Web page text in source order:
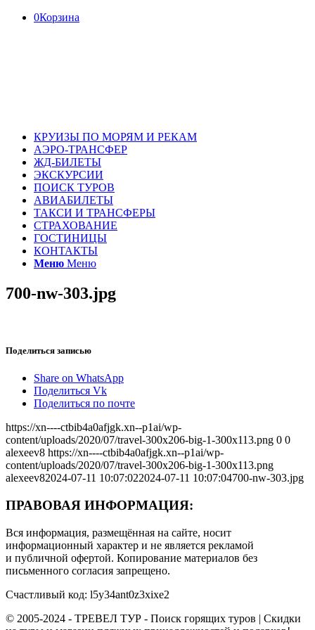
0Корзина
КРУИЗЫ ПО МОРЯМ И РЕКАМ
АЭРО-ТРАНСФЕР
ЖД-БИЛЕТЫ
ЭКСКУРСИИ
ПОИСК ТУРОВ
АВИАБИЛЕТЫ
ТАКСИ И ТРАНСФЕРЫ
СТРАХОВАНИЕ
ГОСТИНИЦЫ
КОНТАКТЫ
Меню Меню
700-nw-303.jpg
Поделиться записью
Share on WhatsApp
Поделиться Vk
Поделиться по почте
https://xn----ctbib4a0afjgk.xn--p1ai/wp-
content/uploads/2020/07/travel-300x206-big-1-300x113.png 0 0
alexeev8 https://xn----ctbib4a0afjgk.xn--p1ai/wp-
content/uploads/2020/07/travel-300x206-big-1-300x113.png
alexeev82024-07-11 10:07:022024-07-11 10:07:04700-nw-303.jpg
ПРАВОВАЯ ИНФОРМАЦИЯ:
Вся информация, размещённая на сайте, носит
информационный характер и не является рекламой
и публичной офертой. Копирование материалов без
письменного согласия запрещено.
Счастливый код: l5y34ant0z3xixe2
© 2005-2024 - ТРЕВЕЛ ТУР - Поиск горящих туров | Скидки